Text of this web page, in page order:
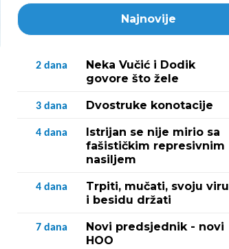
Najnovije
2 dana
Neka Vučić i Dodik
govore što žele
3 dana Dvostruke konotacije
4 dana
Istrijan se nije mirio sa
fašističkim represivnim
nasiljem
4 dana
Trpiti, mučati, svoju viru
i besidu držati
7 dana
Novi predsjednik - novi
HOO